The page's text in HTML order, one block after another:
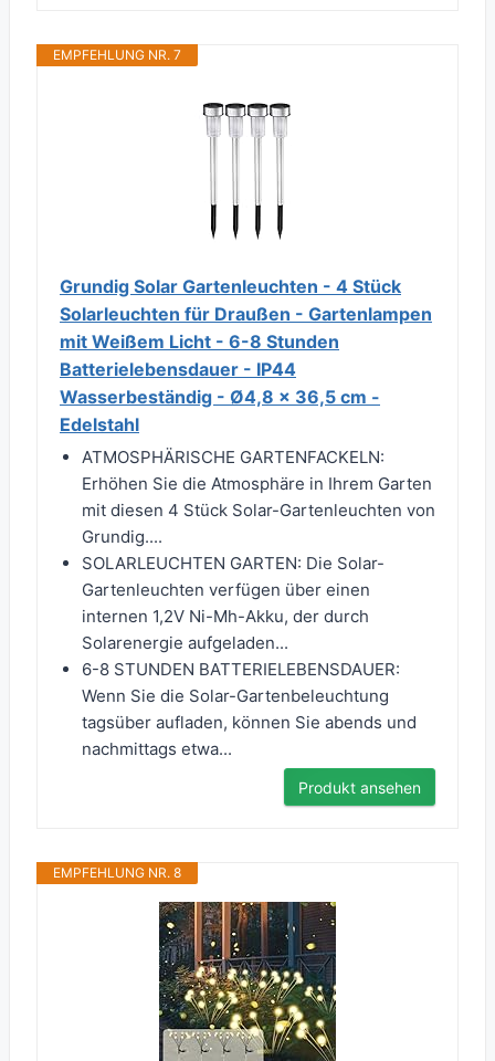
EMPFEHLUNG NR. 7
Grundig Solar Gartenleuchten - 4 Stück
Solarleuchten für Draußen - Gartenlampen
mit Weißem Licht - 6-8 Stunden
Batterielebensdauer - IP44
Wasserbeständig - Ø4,8 x 36,5 cm -
Edelstahl
ATMOSPHÄRISCHE GARTENFACKELN:
Erhöhen Sie die Atmosphäre in Ihrem Garten
mit diesen 4 Stück Solar-Gartenleuchten von
Grundig....
SOLARLEUCHTEN GARTEN: Die Solar-
Gartenleuchten verfügen über einen
internen 1,2V Ni-Mh-Akku, der durch
Solarenergie aufgeladen...
6-8 STUNDEN BATTERIELEBENSDAUER:
Wenn Sie die Solar-Gartenbeleuchtung
tagsüber aufladen, können Sie abends und
nachmittags etwa...
Produkt ansehen
EMPFEHLUNG NR. 8